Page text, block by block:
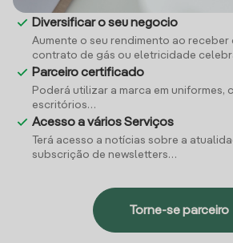
Diversificar o seu negocio
Aumente o seu rendimento ao
contrato de gás ou eletricidade
Parceiro certificado
Poderá utilizar a marca em uniformes,
escritórios…
Acesso a vários Serviços
Terá acesso a notícias sobre a
subscrição de newsletters…
Torne-se parceiro